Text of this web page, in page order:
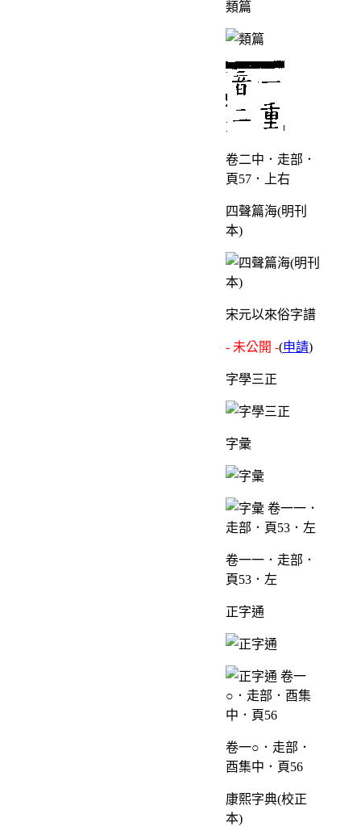
類篇
卷二中．走部．
頁57．上右
四聲篇海(明刊
本)
宋元以來俗字譜
- 未公開 -(申請)
字學三正
字彙
卷一一．走部．
頁53．左
正字通
卷一○．走部．
酉集中．頁56
康熙字典(校正
本)